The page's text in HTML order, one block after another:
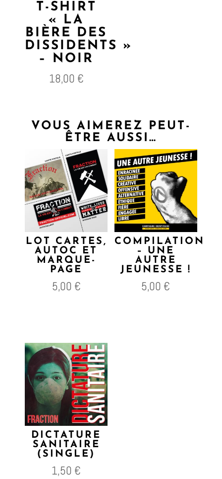
T-SHIRT
« LA
BIÈRE DES
DISSIDENTS »
– NOIR
18,00 €
VOUS AIMEREZ PEUT-
ÊTRE AUSSI…
LOT CARTES,
AUTOC ET
MARQUE-
PAGE
5,00 €
COMPILATION
– UNE
AUTRE
JEUNESSE !
5,00 €
DICTATURE
SANITAIRE
(SINGLE)
1,50 €